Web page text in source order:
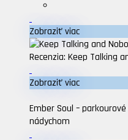
Zobraziť viac
Recenzia: Keep Talking
Zobraziť viac
Ember Soul –
nádychom